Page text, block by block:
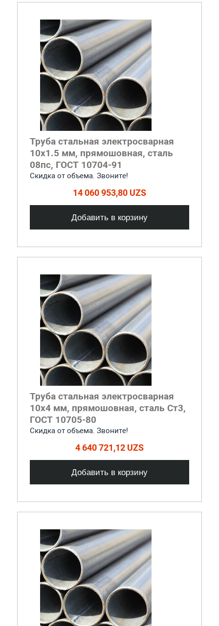
Труба стальная электросварная
10x1.5 мм, прямошовная, сталь
08пс, ГОСТ 10704-91
Скидка от объема. Звоните!
14 060 953,80 UZS
Добавить в корзину
Труба стальная электросварная
10x4 мм, прямошовная, сталь Ст3,
ГОСТ 10705-80
Скидка от объема. Звоните!
4 640 721,12 UZS
Добавить в корзину